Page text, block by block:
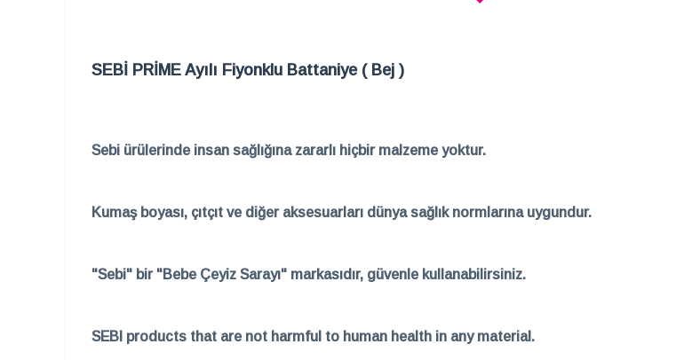
SEBİ PRİME Ayılı Fiyonklu Battaniye ( Bej )
Sebi ürülerinde insan sağlığına zararlı hiçbir malzeme yoktur.
Kumaş boyası, çıtçıt ve diğer aksesuarları dünya sağlık normlarına uygundur.
"Sebi" bir "Bebe Çeyiz Sarayı" markasıdır, güvenle kullanabilirsiniz.
SEBI products that are not harmful to human health in any material.